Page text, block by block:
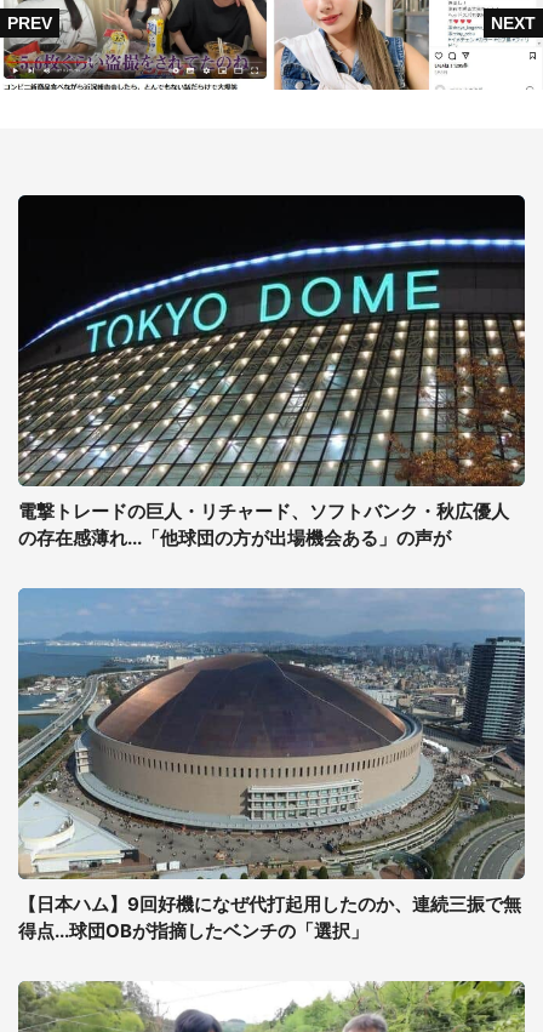
電撃トレードの巨人・リチャード、ソフトバンク・秋広優人
の存在感薄れ...「他球団の方が出場機会ある」の声が
【日本ハム】9回好機になぜ代打起用したのか、連続三振で無
得点...球団OBが指摘したベンチの「選択」